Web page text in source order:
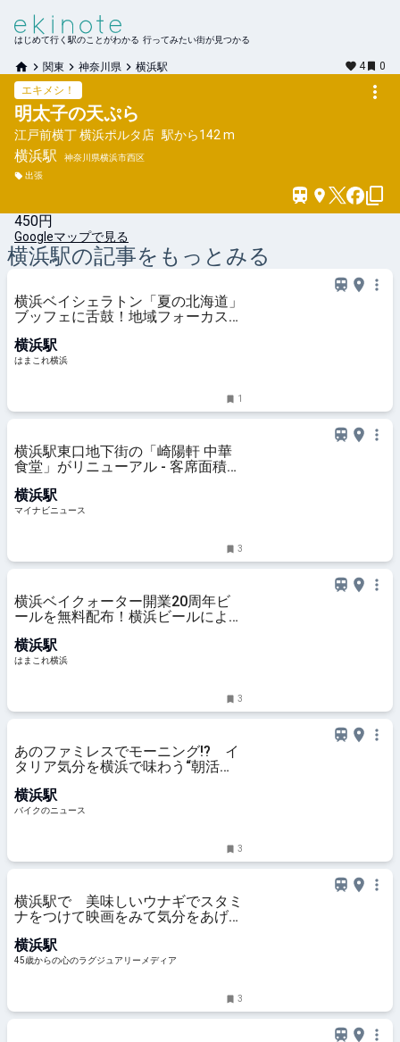
はじめて行く駅のことがわかる 行ってみたい街が見つかる
関東 神奈川県 横浜駅 4
0
エキメシ！
明太子の天ぷら
江戸前横丁 横浜ポルタ店 駅から142 m
横浜駅
神奈川県横浜市西区
出張
450円
Googleマップで見る
横浜駅の記事をもっとみる
横浜ベイシェラトン「夏の北海道」
ブッフェに舌鼓！地域フォーカスで
ープ | はまこれ横浜
横浜駅
はまこれ横浜
1
横浜駅東口地下街の「崎陽軒 中華
食堂」がリニューアル - 客席面積を
定食」も
横浜駅
マイナビニュース
3
横浜ベイクォーター開業20周年ビ
ールを無料配布！横浜ビールによる
はまこれ横浜
横浜駅
はまこれ横浜
3
あのファミレスでモーニング!? イ
タリア気分を横浜で味わう“朝活ラ
横浜駅
バイクのニュース
3
横浜駅で 美味しいウナギでスタミ
ナをつけて映画をみて気分をあげ
横浜駅
45歳からの心のラグジュアリーメディア
3